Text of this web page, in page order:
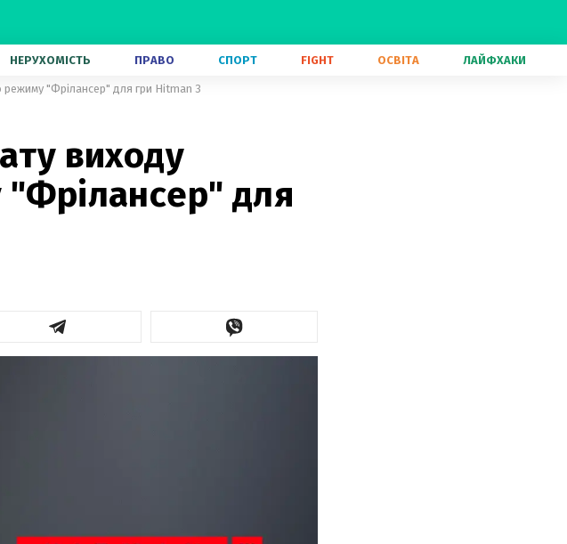
НЕРУХОМІСТЬ ПРАВО СПОРТ FIGHT ОСВІТА ЛАЙФХАКИ
"Фрілансер" для гри Hitman 3
виходу
для